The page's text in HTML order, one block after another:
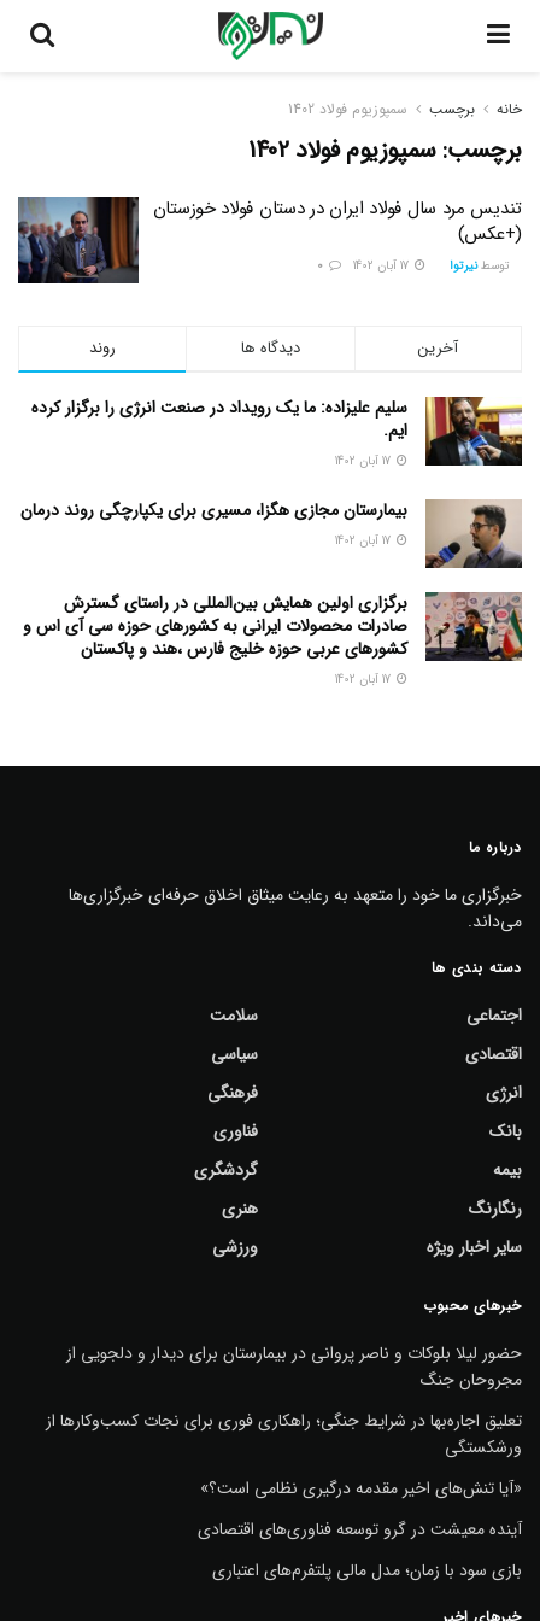
خانه برچسب سمپوزیوم فولاد 1402
برچسب:سمپوزیوم فولاد 1402
تندیس مرد سال فولاد ایران در دستان فولاد خوزستان
(+عکس)
توسط نیرتوا
روند دیدگاه ها آخرین
سلیم علیزاده: ما یک رویداد در صنعت انرژی را برگزار کرده
ایم.
بیمارستان مجازی هگزا، مسیری برای یکپارچگی روند درمان
برگزاری اولین همایش بین‌المللی در راستای گسترش
صادرات محصولات ایرانی به کشورهای حوزه سی آی اس و
کشورهای عربی حوزه خلیج فارس ،هند و پاکستان
درباره ما
خبرگزاری ما خود را متعهد به رعایت میثاق اخلاق حرفه‌ای خبرگزاری‌ها
می‌داند.
دسته بندی ها
اجتماعی
اقتصادی
انرژی
بانک
بیمه
رنگارنگ
سایر اخبار ویژه
سلامت
سیاسی
فرهنگی
فناوری
گردشگری
هنری
ورزشی
خبرهای محبوب
حضور لیلا بلوکات و ناصر پروانی در بیمارستان برای دیدار و دلجویی از
مجروحان جنگ
تعلیق اجاره‌بها در شرایط جنگی؛ راهکاری فوری برای نجات کسب‌وکارها از
ورشکستگی
«آیا تنش‌های اخیر مقدمه درگیری نظامی است؟»
آینده معیشت در گرو توسعه فناوری‌های اقتصادی
بازی سود با زمان؛ مدل مالی پلتفرم‌های اعتباری
خبرهای اخیر